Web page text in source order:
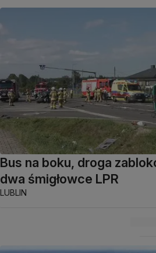
Bus na boku, droga
dwa śmigłowce LPR
LUBLIN